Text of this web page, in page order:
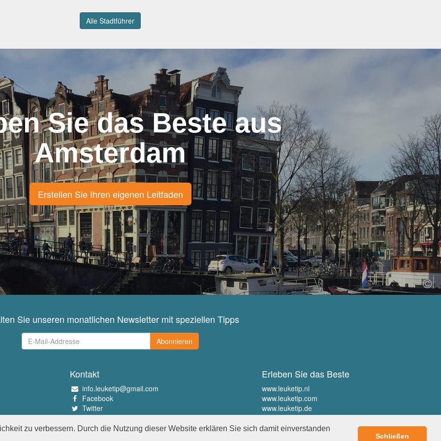
zu verbessern. Durch die Nutzung dieser Website erklären Sie sich damit einverstanden
Schließen
Alle Stadtführer
Sie das Beste aus
Amsterdam
Erstellen Sie Ihren eigenen Leitfaden
Sie unseren monatlichen Newsletter mit speziellen Tipps
Abonnieren
Kontakt
info.leuketip@gmail.com
Facebook
Twitter
Instagram
Pinterest
Erleben Sie das Beste
www.leuketip.nl
www.leuketip.com
www.leuketip.de
www.leuketip.fr